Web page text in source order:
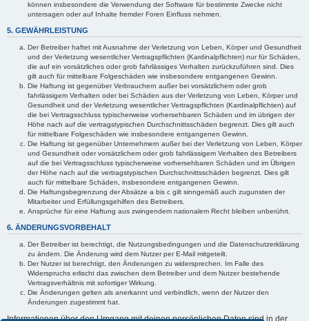
können insbesondere die Verwendung der Software für bestimmte Zwecke nicht
untersagen oder auf Inhalte fremder Foren Einfluss nehmen.
5. GEWÄHRLEISTUNG
Der Betreiber haftet mit Ausnahme der Verletzung von Leben, Körper und Gesundheit
und der Verletzung wesentlicher Vertragspflichten (Kardinalpflichten) nur für Schäden,
die auf ein vorsätzliches oder grob fahrlässiges Verhalten zurückzuführen sind. Dies
gilt auch für mittelbare Folgeschäden wie insbesondere entgangenen Gewinn.
Die Haftung ist gegenüber Verbrauchern außer bei vorsätzlichem oder grob
fahrlässigem Verhalten oder bei Schäden aus der Verletzung von Leben, Körper und
Gesundheit und der Verletzung wesentlicher Vertragspflichten (Kardinalpflichten) auf
die bei Vertragsschluss typischerweise vorhersehbaren Schäden und im übrigen der
Höhe nach auf die vertragstypischen Durchschnittsschäden begrenzt. Dies gilt auch
für mittelbare Folgeschäden wie insbesondere entgangenen Gewinn.
Die Haftung ist gegenüber Unternehmern außer bei der Verletzung von Leben, Körper
und Gesundheit oder vorsätzlichem oder grob fahrlässigem Verhalten des Betreibers
auf die bei Vertragsschluss typischerweise vorhersehbaren Schäden und im Übrigen
der Höhe nach auf die vertragstypischen Durchschnittsschäden begrenzt. Dies gilt
auch für mittelbare Schäden, insbesondere entgangenen Gewinn.
Die Haftungsbegrenzung der Absätze a bis c gilt sinngemäß auch zugunsten der
Mitarbeiter und Erfüllungsgehilfen des Betreibers.
Ansprüche für eine Haftung aus zwingendem nationalem Recht bleiben unberührt.
6. ÄNDERUNGSVORBEHALT
Der Betreiber ist berechtigt, die Nutzungsbedingungen und die Datenschutzerklärung
zu ändern. Die Änderung wird dem Nutzer per E-Mail mitgeteilt.
Der Nutzer ist berechtigt, den Änderungen zu widersprechen. Im Falle des
Widerspruchs erlischt das zwischen dem Betreiber und dem Nutzer bestehende
Vertragsverhältnis mit sofortiger Wirkung.
Die Änderungen gelten als anerkannt und verbindlich, wenn der Nutzer den
Änderungen zugestimmt hat.
Informationen über den Umgang mit deinen persönlichen Daten sind in der